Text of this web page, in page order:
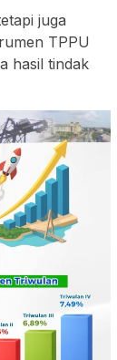
juga
TPPU
hasil tindak